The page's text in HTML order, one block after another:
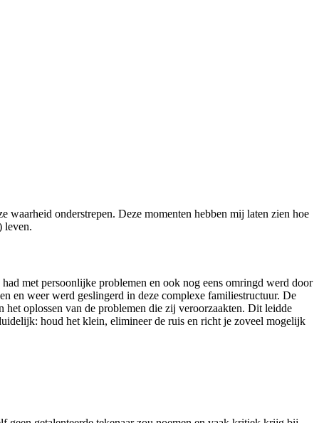
onderstrepen. Deze momenten hebben mij laten zien hoe
leven.
met persoonlijke problemen en ook nog eens omringd werd door
en weer werd geslingerd in deze complexe familiestructuur. De
oplossen van de problemen die zij veroorzaakten. Dit leidde
houd het klein, elimineer de ruis en richt je zoveel mogelijk